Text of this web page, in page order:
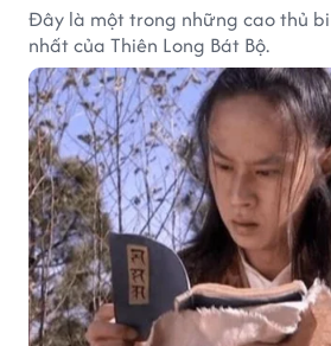
Đây là một trong những cao thủ
nhất của Thiên Long Bát Bộ.